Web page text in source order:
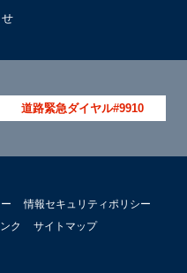
道路緊急ダイヤル#9910
情報セキュリティポリシー
ク サイトマップ